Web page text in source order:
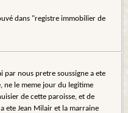
dans "registre immobilier de
par nous pretre soussigne a ete
ne le meme jour du legitime
de cette paroisse, et de
ete Jean Milair et la marraine